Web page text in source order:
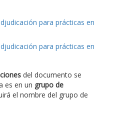
para prácticas en
para prácticas en
del documento se
es en un grupo de
el nombre del grupo de